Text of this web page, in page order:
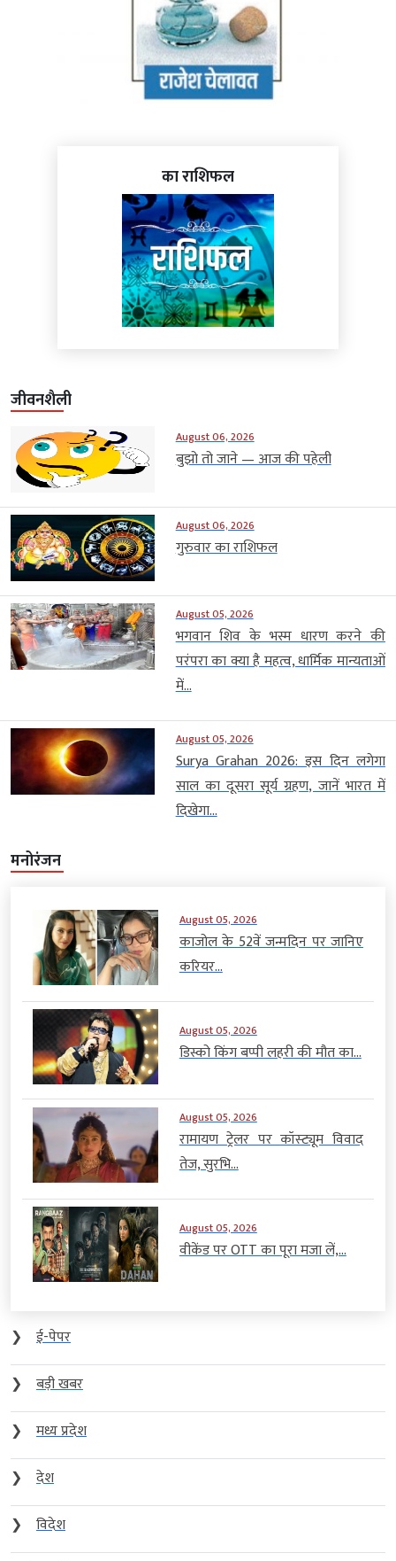
का राशिफल
जीवनशैली
August 06, 2026
बुझो तो जाने — आज की पहेली
August 06, 2026
गुरुवार का राशिफल
August 05, 2026
भगवान शिव के भस्म धारण करने की
परंपरा का क्या है महत्व, धार्मिक मान्यताओं
में...
August 05, 2026
Surya Grahan 2026: इस दिन लगेगा
साल का दूसरा सूर्य ग्रहण, जानें भारत में
दिखेगा...
मनोरंजन
August 05, 2026
काजोल के 52वें जन्मदिन पर जानिए
करियर...
August 05, 2026
डिस्को किंग बप्पी लहरी की मौत का...
August 05, 2026
रामायण ट्रेलर पर कॉस्ट्यूम विवाद
तेज, सुरभि...
August 05, 2026
वीकेंड पर OTT का पूरा मजा लें,...
❯
ई-पेपर
❯
बड़ी खबर
❯
मध्य प्रदेश
❯
देश
❯
विदेश